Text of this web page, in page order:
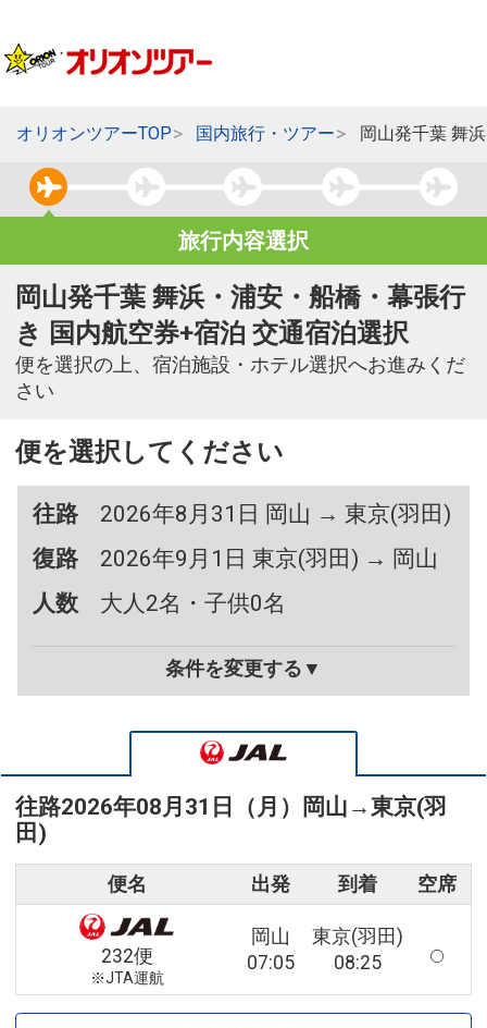
オリオンツアーTOP 国内旅行・ツアー 岡山発千葉 舞
旅行内容選択
岡山発千葉 舞浜・浦安・船橋・幕張行
き 国内航空券+宿泊 交通宿泊選択
便を選択の上、宿泊施設・ホテル選択へお進みくだ
さい
便を選択してください
往路
2026年8月31日 岡山 → 東京(羽田)
復路
2026年9月1日 東京(羽田) → 岡山
人数
大人2名・子供0名
条件を変更する▼
往路2026年08月31日（月） 岡山 →東京(羽
田)
便名 出発 到着 空席
232便
※JTA運航
岡山
07:05
東京(羽田)
08:25